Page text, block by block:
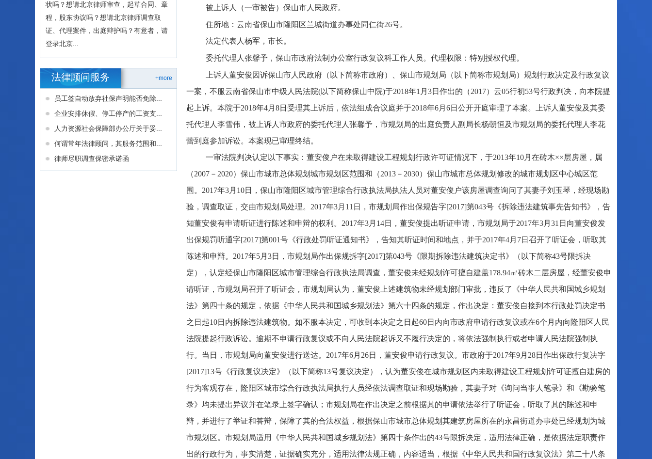
状吗？想请北京律师审查，起草合同、章
程，股东协议吗？想请北京律师调查取
证、代理案件，出庭辩护吗？有意者，请
登录北京...
+more
法律顾问服务
员工签自动放弃社保声明能否免除...
企业安排休假、停工停产的工资支...
人力资源社会保障部办公厅关于妥...
何谓常年法律顾问，其服务范围和...
律师尽职调查保密承诺函
被上诉人（一审被告）保山市人民政府。
住所地：云南省保山市隆阳区兰城街道办事处同仁街26号。
法定代表人杨军，市长。
委托代理人张馨予，保山市政府法制办公室行政复议科工作人员。代理权限：特别授权代理。
上诉人董安俊因诉保山市人民政府（以下简称市政府）、保山市规划局（以下简称市规划局）规划行政决定及行政复议
一案，不服云南省保山市中级人民法院(以下简称保山中院)于2018年1月3日作出的（2017）云05行初53号行政判决，向本院提
起上诉。本院于2018年4月8日受理其上诉后，依法组成合议庭并于2018年6月6日公开开庭审理了本案。上诉人董安俊及其委
托代理人李雪伟，被上诉人市政府的委托代理人张馨予，市规划局的出庭负责人副局长杨朝恒及市规划局的委托代理人李花
蕾到庭参加诉讼。本案现已审理终结。
一审法院判决认定以下事实：董安俊户在未取得建设工程规划行政许可证情况下，于2013年10月在砖木××层房屋，属
（2007－2020）保山市城市总体规划城市规划区范围和（2013－2030）保山市城市总体规划修改的城市规划区中心城区范
围。2017年3月10日，保山市隆阳区城市管理综合行政执法局执法人员对董安俊户该房屋调查询问了其妻子刘玉琴，经现场勘
验，调查取证，交由市规划局处理。2017年3月11日，市规划局作出保规告字[2017]第043号《拆除违法建筑事先告知书》，告
知董安俊有申请听证进行陈述和申辩的权利。2017年3月14日，董安俊提出听证申请，市规划局于2017年3月31日向董安俊发
出保规罚听通字[2017]第001号《行政处罚听证通知书》，告知其听证时间和地点，并于2017年4月7日召开了听证会，听取其
陈述和申辩。2017年5月3日，市规划局作出保规拆字[2017]第043号《限期拆除违法建筑决定书》（以下简称43号限拆决
定），认定经保山市隆阳区城市管理综合行政执法局调查，董安俊未经规划许可擅自建盖178.94㎡砖木二层房屋，经董安俊申
请听证，市规划局召开了听证会，市规划局认为，董安俊上述建筑物未经规划部门审批，违反了《中华人民共和国城乡规划
法》第四十条的规定，依据《中华人民共和国城乡规划法》第六十四条的规定，作出决定：董安俊自接到本行政处罚决定书
之日起10日内拆除违法建筑物。如不服本决定，可收到本决定之日起60日内向市政府申请行政复议或在6个月内向隆阳区人民
法院提起行政诉讼。逾期不申请行政复议或不向人民法院起诉又不履行决定的，将依法强制执行或者申请人民法院强制执
行。当日，市规划局向董安俊进行送达。2017年6月26日，董安俊申请行政复议。市政府于2017年9月28日作出保政行复决字
[2017]13号《行政复议决定》（以下简称13号复议决定），认为董安俊在城市规划区内未取得建设工程规划许可证擅自建房的
行为客观存在，隆阳区城市综合行政执法局执行人员经依法调查取证和现场勘验，其妻子对《询问当事人笔录》和《勘验笔
录》均未提出异议并在笔录上签字确认；市规划局在作出决定之前根据其的申请依法举行了听证会，听取了其的陈述和申
辩，并进行了举证和答辩，保障了其的合法权益，根据保山市城市总体规划其建筑房屋所在的永昌街道办事处已经规划为城
市规划区。市规划局适用《中华人民共和国城乡规划法》第四十条作出的43号限拆决定，适用法律正确，是依据法定职责作
出的行政行为，事实清楚，证据确实充分，适用法律法规正确，内容适当，根据《中华人民共和国行政复议法》第二十八条